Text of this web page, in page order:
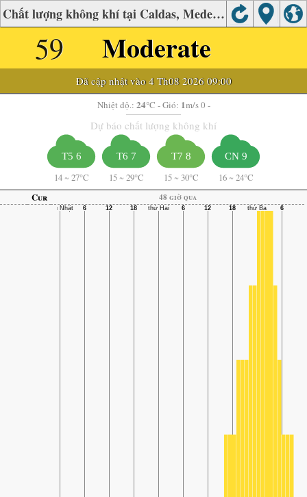
Chất lượng không khí tại Caldas, Medellín
59 Moderate
Đã cập nhật vào 4 Th08 2026 09:00
Nhiệt độ.: 24°C - Gió: 1m/s 0 -
Dự báo chất lượng không khí
T5 6
14 ~ 27°C
T6 7
15 ~ 29°C
T7 8
15 ~ 30°C
CN 9
16 ~ 24°C
Cur
48 giờ qua